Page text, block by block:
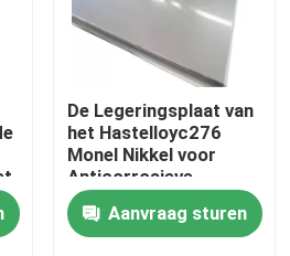
De Legeringsplaat van
het Hastelloyc276
Monel Nikkel voor
Anticorrosieve
Werkomgeving
Aanvraag sturen